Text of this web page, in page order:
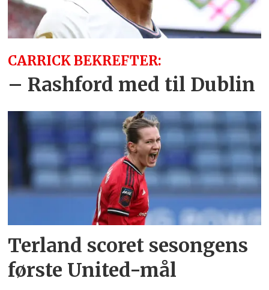
CARRICK BEKREFTER:
– Rashford med til Dublin
Terland scoret sesongens
første United-mål